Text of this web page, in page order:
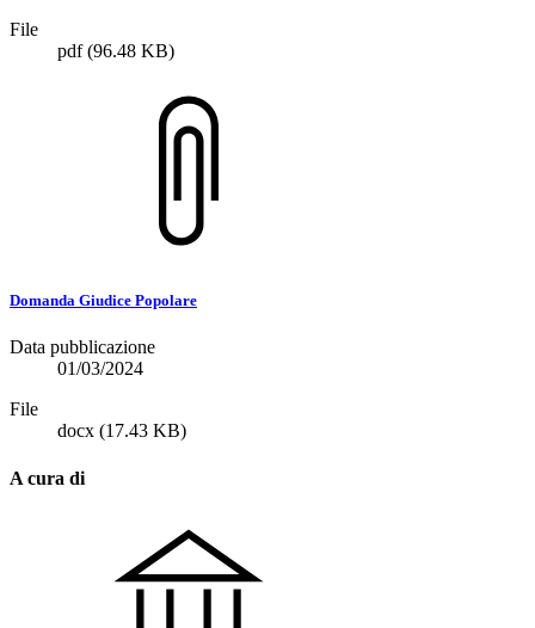
File
pdf(96.48 KB)
Domanda Giudice Popolare
Data pubblicazione
01/03/2024
File
docx (17.43 KB)
A cura di